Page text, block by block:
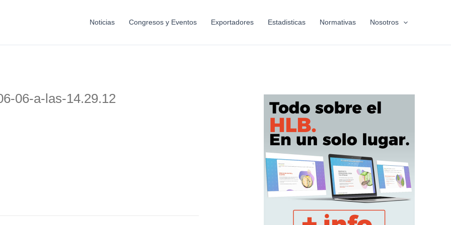
Noticias Congresos y Eventos Exportadores Estadisticas Normativas Nosotros
06-a-las-14.29.12